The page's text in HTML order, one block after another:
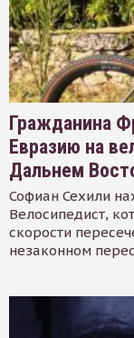
Гражданина
Евразию на
Дальнем
Софиан Сехили
Велосипедист,
скорости
незаконном